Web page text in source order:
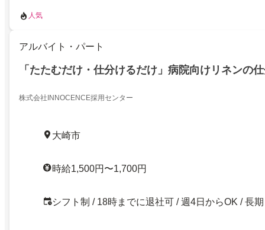
人気
アルバイト・パート
「たたむだけ・仕分けるだけ」病院向けリネンの
株式会社INNOCENCE採用センター
大崎市
時給1,500円〜1,700円
シフト制 / 18時までに退社可 / 週4日からOK / 長期